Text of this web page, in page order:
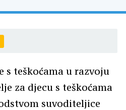
s teškoćama u razvoju
za djecu s teškoćama
suvoditeljice